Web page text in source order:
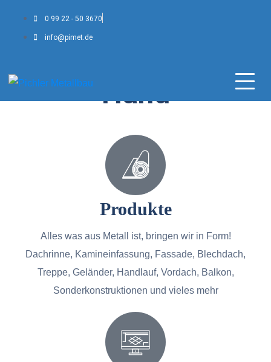
0 99 22 - 50 3670
info@pimet.de
Begegnungszentrum
Lappersdorf
Leistungen
Hand
Produkte
Alles was aus Metall ist, bringen wir in Form!
Dachrinne, Kamineinfassung, Fassade, Blechdach,
Treppe, Geländer, Handlauf, Vordach, Balkon,
Sonderkonstruktionen und vieles mehr